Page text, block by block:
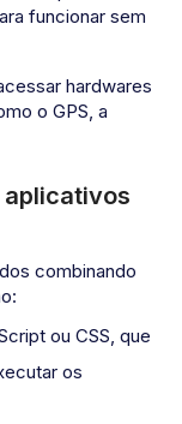
funcionar sem
hardwares
o GPS, a
aplicativos
combinando
ou CSS, que
os